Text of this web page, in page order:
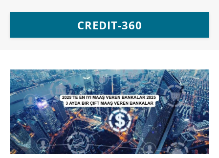
CREDIT-360